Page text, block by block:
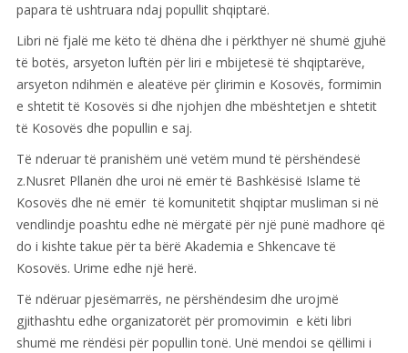
papara të ushtruara ndaj popullit shqiptarë.
Libri në fjalë me këto të dhëna dhe i përkthyer në shumë gjuhë
të botës, arsyeton luftën për liri e mbijetesë të shqiptarëve,
arsyeton ndihmën e aleatëve për çlirimin e Kosovës, formimin
e shtetit të Kosovës si dhe njohjen dhe mbështetjen e shtetit
të Kosovës dhe popullin e saj.
Të nderuar të pranishëm unë vetëm mund të përshëndesë
z.Nusret Pllanën dhe uroi në emër të Bashkësisë Islame të
Kosovës dhe në emër të komunitetit shqiptar musliman si në
vendlindje poashtu edhe në mërgatë për një punë madhore që
do i kishte takue për ta bërë Akademia e Shkencave të
Kosovës. Urime edhe një herë.
Të ndëruar pjesëmarrës, ne përshëndesim dhe urojmë
gjithashtu edhe organizatorët për promovimin e këti libri
shumë me rëndësi për popullin tonë. Unë mendoi se qëllimi i